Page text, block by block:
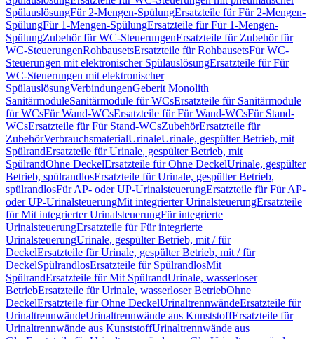
SpülauslösungFür 2-Mengen-SpülungErsatzteile für Für 2-Mengen-
SpülungFür 1-Mengen-SpülungErsatzteile für Für 1-Mengen-
SpülungZubehör für WC-SteuerungenErsatzteile für Zubehör für
WC-SteuerungenRohbausetsErsatzteile für RohbausetsFür WC-
Steuerungen mit elektronischer SpülauslösungErsatzteile für Für
WC-Steuerungen mit elektronischer
SpülauslösungVerbindungenGeberit Monolith
SanitärmoduleSanitärmodule für WCsErsatzteile für Sanitärmodule
für WCsFür Wand-WCsErsatzteile für Für Wand-WCsFür Stand-
WCsErsatzteile für Für Stand-WCsZubehörErsatzteile für
ZubehörVerbrauchsmaterialUrinaleUrinale, gespülter Betrieb, mit
SpülrandErsatzteile für Urinale, gespülter Betrieb, mit
SpülrandOhne DeckelErsatzteile für Ohne DeckelUrinale, gespülter
Betrieb, spülrandlosErsatzteile für Urinale, gespülter Betrieb,
spülrandlosFür AP- oder UP-UrinalsteuerungErsatzteile für Für AP-
oder UP-UrinalsteuerungMit integrierter UrinalsteuerungErsatzteile
für Mit integrierter UrinalsteuerungFür integrierte
UrinalsteuerungErsatzteile für Für integrierte
UrinalsteuerungUrinale, gespülter Betrieb, mit / für
DeckelErsatzteile für Urinale, gespülter Betrieb, mit / für
DeckelSpülrandlosErsatzteile für SpülrandlosMit
SpülrandErsatzteile für Mit SpülrandUrinale, wasserloser
BetriebErsatzteile für Urinale, wasserloser BetriebOhne
DeckelErsatzteile für Ohne DeckelUrinaltrennwändeErsatzteile für
UrinaltrennwändeUrinaltrennwände aus KunststoffErsatzteile für
Urinaltrennwände aus KunststoffUrinaltrennwände aus